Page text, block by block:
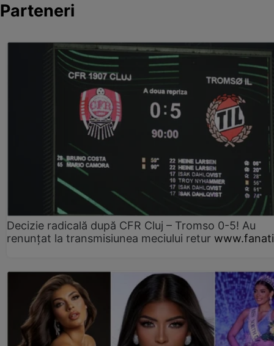
Parteneri
Decizie radicală după CFR Cluj – Tromso 0-5! Au
renunțat la transmisiunea meciului retur